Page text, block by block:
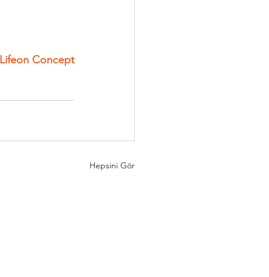
Lifeon Concept
Hepsini Gör